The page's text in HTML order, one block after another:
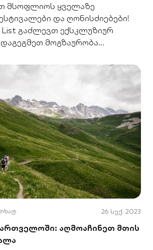
მსოფლიოს ყველაზე
და ღონისძიებები!
List გაძლევთ ექსკლუზიურ
მოგზაურობა
26 სექ. 2023
აღმოაჩინეთ მთის